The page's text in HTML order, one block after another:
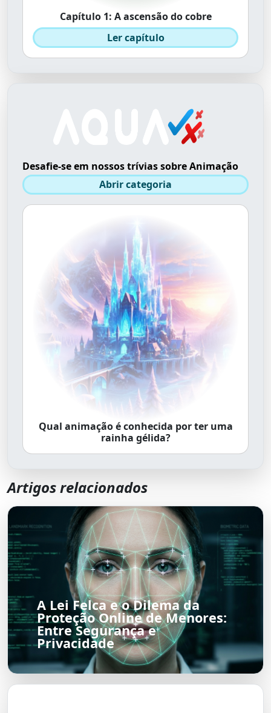
Capítulo 1: A ascensão do cobre
Ler capítulo
Desafie-se em nossos trívias sobre Animação
Abrir categoria
Qual animação é conhecida por ter uma
rainha gélida?
Artigos relacionados
A Lei Felca e o Dilema da
Proteção Online de Menores:
Entre Segurança e
Privacidade